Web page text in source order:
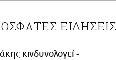
ΕΙΔΗΣΕΙΣ
κινδυνολογεί -